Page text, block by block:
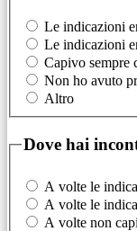
Le indicazioni
Le indicazioni
Capivo sempre
Non ho avuto
Altro
Dove hai
A volte le
A volte le
A volte non